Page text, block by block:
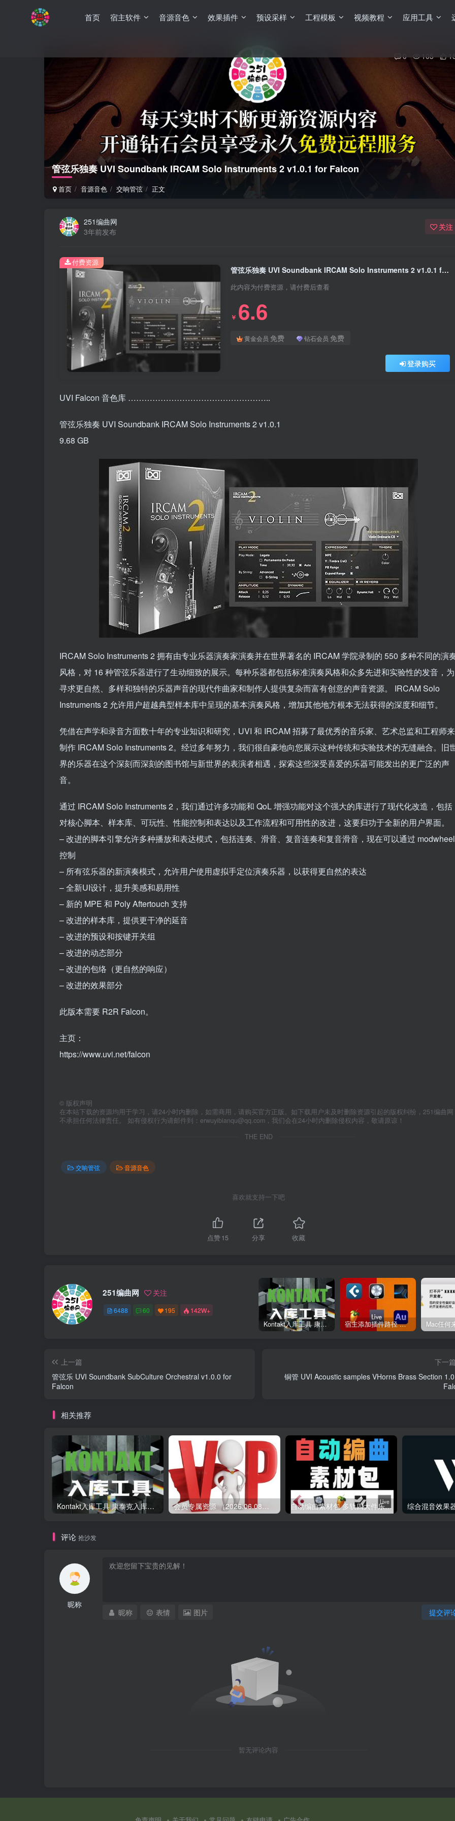
首页 宿主软件 音源音色 效果插件 预设采样 工程模板 视频教程 应用工具
管弦乐独奏 UVI Soundbank IRCAM Solo Instruments 2 v1.0.1 for Falcon
首页 音源音色 交响管弦 正文
0 105
251编曲网
3年前发布
关注
管弦乐独奏 UVI Soundbank IRCAM Solo Instruments 2 v1.0.1 for Falcon
此内容为付费资源，请付费后查看
￥ 6.6
黄金会员 免费 钻石会员 免费
登录购买
付费资源
UVI Falcon 音色库 ……………………………………………..
管弦乐独奏 UVI Soundbank IRCAM Solo Instruments 2 v1.0.1
9.68 GB
IRCAM Solo Instruments 2 拥有由专业乐器演奏家演奏并在世界著名的 IRCAM 学院录制的 550 多种不同的演
风格，对 16 种管弦乐器进行了生动细致的展示。每种乐器都包括标准演奏风格和众多先进和实验性的发音，为
寻求更自然、多样和独特的乐器声音的现代作曲家和制作人提供复杂而富有创意的声音资源。 IRCAM Solo
Instruments 2 允许用户超越典型样本库中呈现的基本演奏风格，增加其他地方根本无法获得的深度和细节。
凭借在声学和录音方面数十年的专业知识和研究，UVI 和 IRCAM 招募了最优秀的音乐家、艺术总监和工程师来
制作 IRCAM Solo Instruments 2。经过多年努力，我们很自豪地向您展示这种传统和实验技术的无缝融合。旧
界的乐器在这个深刻而深刻的图书馆与新世界的表演者相遇，探索这些深受喜爱的乐器可能发出的更广泛的声
音。
通过 IRCAM Solo Instruments 2，我们通过许多功能和 QoL 增强功能对这个强大的库进行了现代化改造，包括
对核心脚本、样本库、可玩性、性能控制和表达以及工作流程和可用性的改进，这要归功于全新的用户界面。
– 改进的脚本引擎允许多种播放和表达模式，包括连奏、滑音、复音连奏和复音滑音，现在可以通过 modwheel
控制
– 所有弦乐器的新演奏模式，允许用户使用虚拟手定位演奏乐器，以获得更自然的表达
– 全新UI设计，提升美感和易用性
– 新的 MPE 和 Poly Aftertouch 支持
– 改进的样本库，提供更干净的延音
– 改进的预设和按键开关组
– 改进的动态部分
– 改进的包络（更自然的响应）
– 改进的效果部分
此版本需要 R2R Falcon。
主页：
https://www.uvi.net/falcon
© 版权声明
在本站下载的资源均用于学习，请24小时内删除，如需商用，请购买官方正版。如下载用户未及时删除资源引起的版权纠纷，251编曲网
不承担任何法律责任。 如有侵权行为请邮件到：erwuyibianqu@qq.com，我们会在24小时内删除侵权内容，敬请原谅！
THE END
交响管弦 音源音色
喜欢就支持一下吧
点赞15 分享 收藏
251编曲网 关注
6488 60 195 142W+
Kontakt入库工具 康泰克入库教程 宿主添加插件路径 插件路径设置 VSTPlugins路径
上一篇
管弦乐 UVI Soundbank SubCulture Orchestral v1.0.0 for
Falcon
下一
铜管 UVI Acoustic samples VHorns Brass Section
相关推荐
Kontakt入库工具 康泰克入库教程 会员专属资源 （2026.06.08更新） 自动编曲素材包 多轨四大件乐器 Midi文件
评论 抢沙发
昵称
提交评
昵称 表情 图片
暂无评论内容